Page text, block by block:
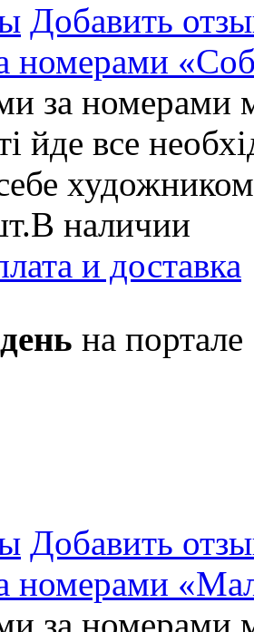
Добавить
номерами
за номерами
йде все
В наличии
и доставка
на портале
Добавить
номерами